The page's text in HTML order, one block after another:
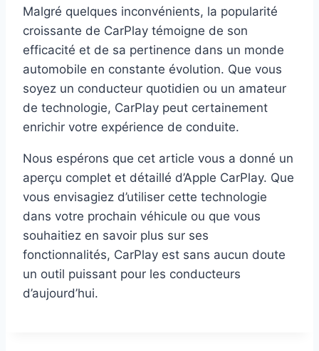
Malgré quelques inconvénients, la popularité
croissante de CarPlay témoigne de son
efficacité et de sa pertinence dans un monde
automobile en constante évolution. Que vous
soyez un conducteur quotidien ou un amateur
de technologie, CarPlay peut certainement
enrichir votre expérience de conduite.
Nous espérons que cet article vous a donné un
aperçu complet et détaillé d’Apple CarPlay. Que
vous envisagiez d’utiliser cette technologie
dans votre prochain véhicule ou que vous
souhaitiez en savoir plus sur ses
fonctionnalités, CarPlay est sans aucun doute
un outil puissant pour les conducteurs
d’aujourd’hui.